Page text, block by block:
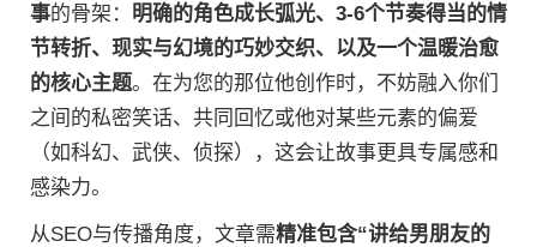
事的骨架： 明确的角色成长弧光、3-6个节奏得当的情
节转折、现实与幻境的巧妙交织、以及一个温暖治愈
的核心主题。在为您的那位他创作时，不妨融入你们
之间的私密笑话、共同回忆或他对某些元素的偏爱
（如科幻、武侠、侦探），这会让故事更具专属感和
感染力。
从SEO与传播角度，文章需精准包含“讲给男朋友的